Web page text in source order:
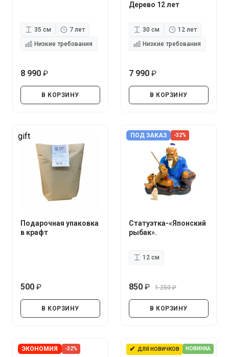
35 см
7 лет
Низкие требования
8 990
В КОРЗИНУ
Дерево 12 лет
30 см
12 лет
Низкие требования
7 990
В КОРЗИНУ
gift
Подарочная упаковка
в крафт
500
В КОРЗИНУ
ПОД ЗАКАЗ -32%
Статуэтка-«Японский
рыбак».
12 см
850
1 250
В КОРЗИНУ
ЭКОНОМИЯ -32% ✔ ДЛЯ НОВИЧКОВ НОВИНКА